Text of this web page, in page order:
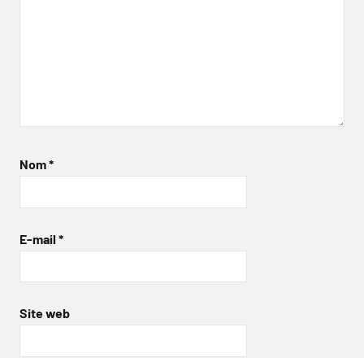
Nom*
E-mail *
Site web